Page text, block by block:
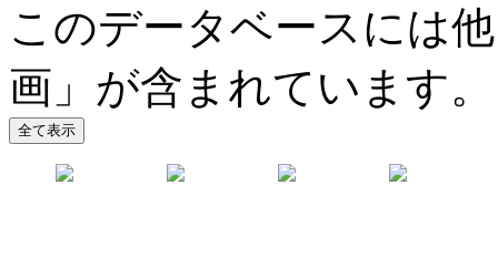
このデータベースには
画」が含まれています。